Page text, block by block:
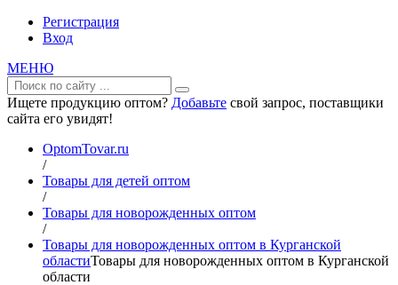
Регистрация
Вход
МЕНЮ
Ищете продукцию оптом? Добавьте свой запрос, поставщики
сайта его увидят!
OptomTovar.ru
/
Товары для детей оптом
/
Товары для новорожденных оптом
/
Товары для новорожденных оптом в Курганской
областиТовары для новорожденных оптом в Курганской
области